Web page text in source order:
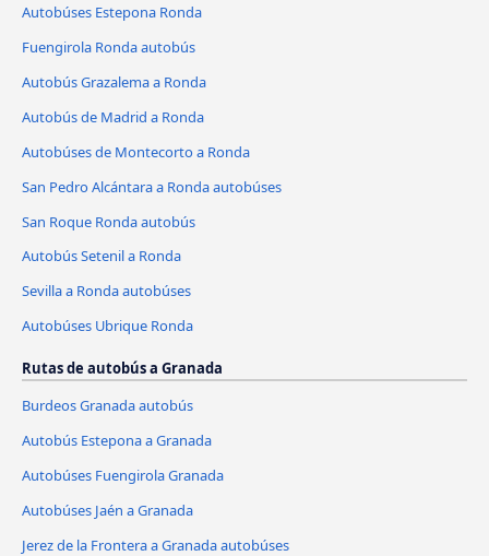
Autobúses Estepona Ronda
Fuengirola Ronda autobús
Autobús Grazalema a Ronda
Autobús de Madrid a Ronda
Autobúses de Montecorto a Ronda
San Pedro Alcántara a Ronda autobúses
San Roque Ronda autobús
Autobús Setenil a Ronda
Sevilla a Ronda autobúses
Autobúses Ubrique Ronda
Rutas de autobús a Granada
Burdeos Granada autobús
Autobús Estepona a Granada
Autobúses Fuengirola Granada
Autobúses Jaén a Granada
Jerez de la Frontera a Granada autobúses